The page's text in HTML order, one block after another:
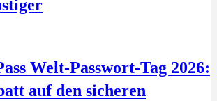
Welt-Passwort-Tag 2026:
auf den sicheren